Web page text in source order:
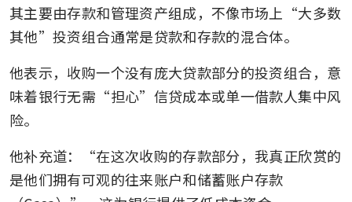
Shelving S$5 billion office
redevelopment plan proved
mount: OCBC chairman
OCBC ups ante on SME
其主要由存款和管理资产组成，不像市场上“大多数
其他”投资组合通常是贷款和存款的混合体。
他表示，收购一个没有庞大贷款部分的投资组合，意
味着银行无需“担心”信贷成本或单一借款人集中风
险。
他补充道：“在这次收购的存款部分，我真正欣赏的
是他们拥有可观的往来账户和储蓄账户存款